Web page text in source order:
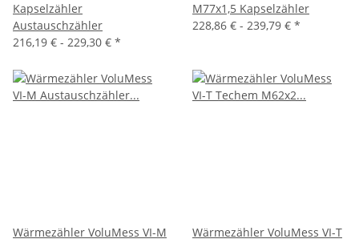
Kapselzähler
Austauschzähler
216,19 € - 229,30 € *
M77x1,5 Kapselzähler
228,86 € - 239,79 € *
Wärmezähler VoluMess VI-M
Wärmezähler VoluMess VI-T